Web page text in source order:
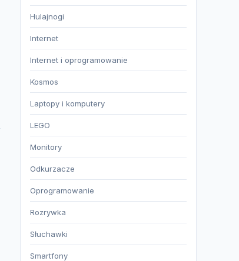
Hulajnogi
Internet
Internet i oprogramowanie
Kosmos
Laptopy i komputery
LEGO
Monitory
Odkurzacze
Oprogramowanie
Rozrywka
Słuchawki
Smartfony